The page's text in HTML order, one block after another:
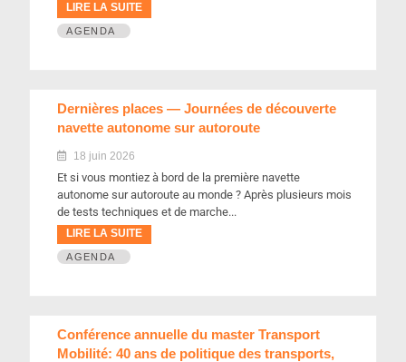
LIRE LA SUITE
AGENDA
Dernières places — Journées de découverte
navette autonome sur autoroute
18 juin 2026
Et si vous montiez à bord de la première navette
autonome sur autoroute au monde ? Après plusieurs mois
de tests techniques et de marche...
LIRE LA SUITE
AGENDA
Conférence annuelle du master Transport
Mobilité: 40 ans de politique des transports,